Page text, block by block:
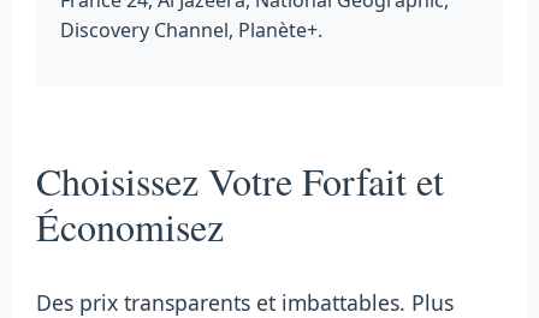
Discovery Channel, Planète+.
Choisissez Votre Forfait et
Économisez
Des prix transparents et imbattables. Plus